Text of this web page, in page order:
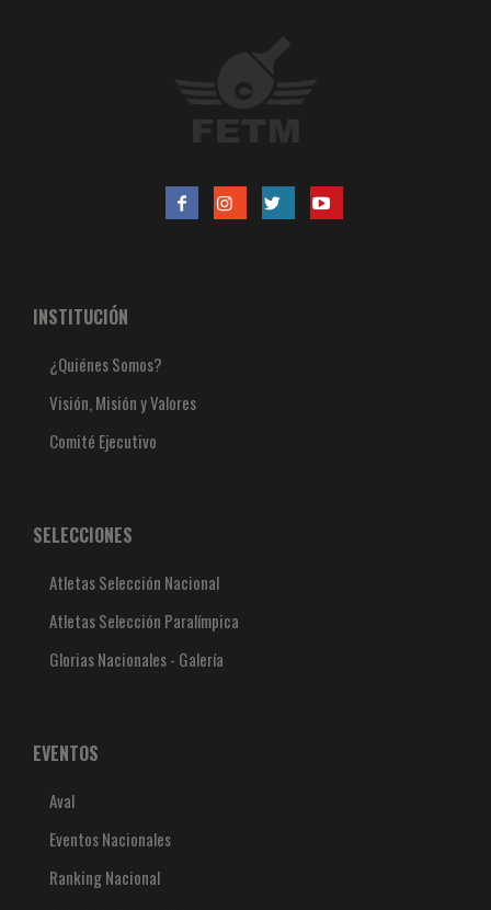
INSTITUCIÓN
¿Quiénes Somos?
Visión, Misión y Valores
Comité Ejecutivo
SELECCIONES
Atletas Selección Nacional
Atletas Selección Paralímpica
Glorias Nacionales - Galería
EVENTOS
Aval
Eventos Nacionales
Ranking Nacional